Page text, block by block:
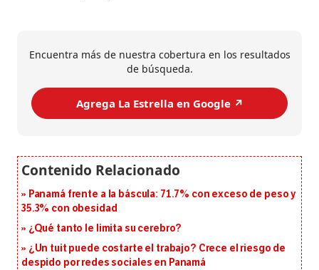
Encuentra más de nuestra cobertura en los resultados
de búsqueda.
Agrega La Estrella en Google ↗️
Panamá frente a la báscula: 71.7% con exceso de peso y
35.3% con obesidad
¿Qué tanto le limita su cerebro?
¿Un tuit puede costarte el trabajo? Crece el riesgo de
despido por redes sociales en Panamá